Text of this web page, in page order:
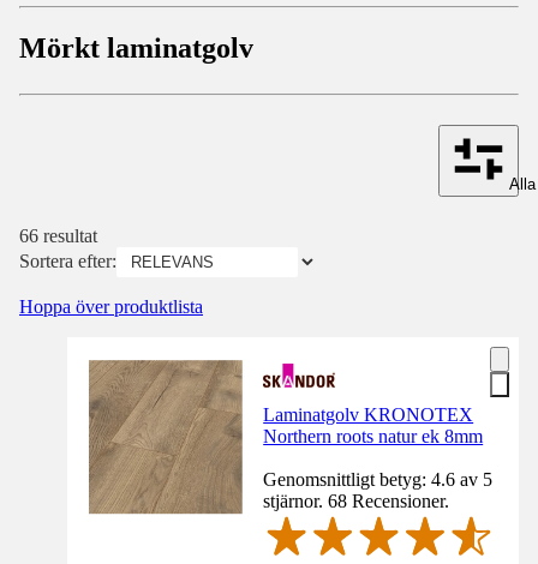
Mörkt laminatgolv
66 resultat
Sortera efter:
Hoppa över produktlista
Laminatgolv KRONOTEX
Northern roots natur ek 8mm
Genomsnittligt betyg: 4.6 av 5
stjärnor. 68 Recensioner.